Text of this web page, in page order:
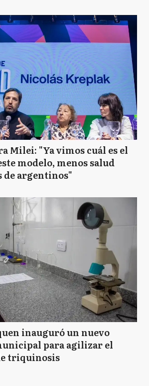
Merlo
Moreno
Morón
Quilmes
San Fernando
San Isidro
Vicente López
Milei: "Ya vimos cuál es el
modelo, menos salud
de argentinos"
inauguró un nuevo
para agilizar el
triquinosis